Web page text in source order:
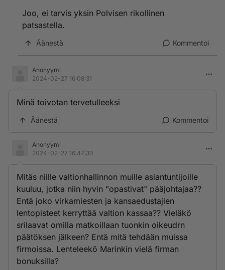
Joo, ei tarvis yksin Polvisen rikollinen
patsastella.
Äänestä Kommentoi
Anonyymi
2024-02-27 16:08:31
Minä toivotan tervetulleeksi
Äänestä Kommentoi
Anonyymi
2024-02-27 16:47:30
Mitäs niille valtionhallinnon muille asiantuntijoille
kuuluu, jotka niin hyvin "opastivat" pääjohtajaa??
Entä joko virkamiesten ja kansaedustajien
lentopisteet kerryttää valtion kassaa?? Vieläkö
srilaavat omilla matkoillaan tuonkin oikeudrn
päätöksen jälkeen? Entä mitä tehdään muissa
firmoissa. Lenteleekö Marinkin vielä firman
bonuksilla?